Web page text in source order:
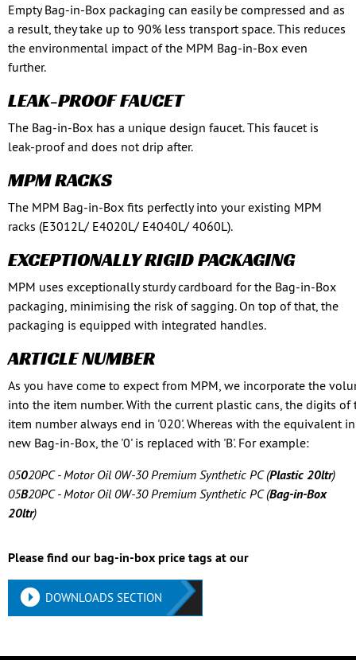
Empty Bag-in-Box packaging can easily be compressed and as
a result, they take up to 90% less transport space. This reduces
the environmental impact of the MPM Bag-in-Box even
further.
LEAK-PROOF FAUCET
The Bag-in-Box has a unique design faucet. This faucet is
leak-proof and does not drip after.
MPM RACKS
The MPM Bag-in-Box fits perfectly into your existing MPM
racks (E3012L/ E4020L/ E4040L/ 4060L).
EXCEPTIONALLY RIGID PACKAGING
MPM uses exceptionally sturdy cardboard for the Bag-in-Box
packaging, minimising the risk of sagging. On top of that, the
packaging is equipped with integrated handles.
ARTICLE NUMBER
As you have come to expect from MPM, we incorporate the
into the item number. With the current plastic cans, the digits of
item number always end in '020'. Whereas with the equivalent
new Bag-in-Box, the '0' is replaced with 'B'. For example:
05020PC - Motor Oil 0W-30 Premium Synthetic PC (Plastic 20ltr)
05B20PC - Motor Oil 0W-30 Premium Synthetic PC (Bag-in-Box
20ltr)
Please find our bag-in-box price tags at our
DOWNLOADS SECTION